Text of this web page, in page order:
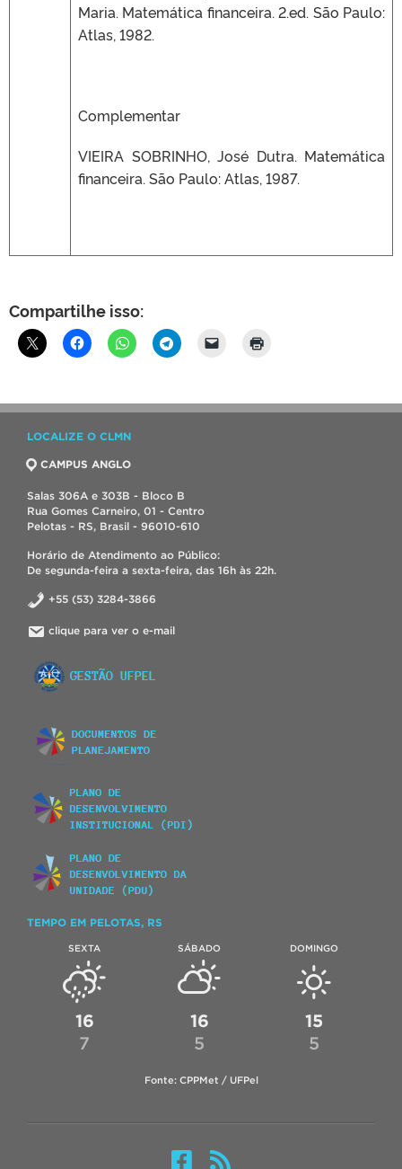
Maria. Matemática financeira. 2.ed. São Paulo:
Atlas, 1982.
Complementar
VIEIRA SOBRINHO, José Dutra. Matemática
financeira. São Paulo: Atlas, 1987.
Compartilhe isso:
LOCALIZE O CLMN
CAMPUS ANGLO
Salas 306A e 303B - Bloco B
Rua Gomes Carneiro, 01 - Centro
Pelotas - RS, Brasil - 96010-610
Horário de Atendimento ao Público:
De segunda-feira a sexta-feira, das 16h às 22h.
+55 (53) 3284-3866
clique para ver o e-mail
TEMPO EM PELOTAS, RS
SEXTA
16
7
SÁBADO
16
5
DOMINGO
15
5
Fonte: CPPMet / UFPel